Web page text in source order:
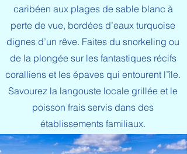
caribéen aux plages de sable blanc à
perte de vue, bordées d’eaux turquoise
dignes d’un rêve. Faites du snorkeling ou
de la plongée sur les fantastiques récifs
coralliens et les épaves qui entourent l’île.
Savourez la langouste locale grillée et le
poisson frais servis dans des
établissements familiaux.